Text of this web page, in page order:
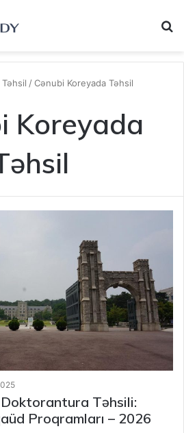
/ Cənubi Koreyada Təhsil
Koreyada
Təhsili:
Proqramları – 2026